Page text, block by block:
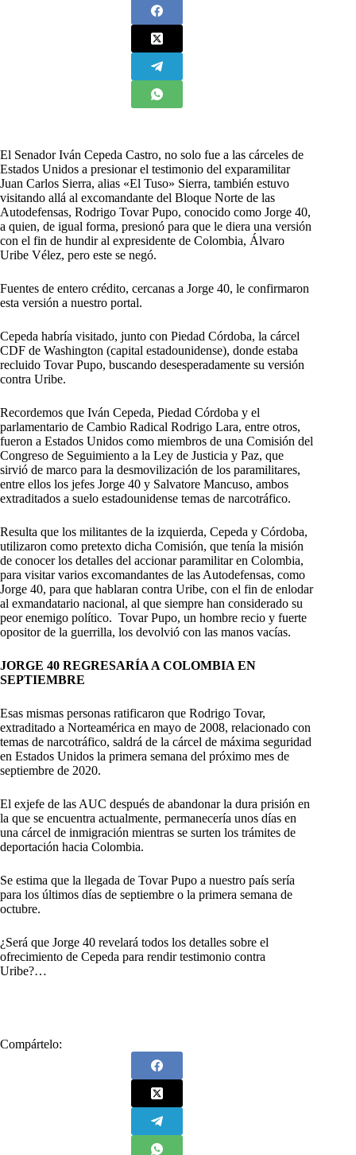
El Senador Iván Cepeda Castro, no solo fue a las cárceles de
Estados Unidos a presionar el testimonio del exparamilitar
Juan Carlos Sierra, alias «El Tuso» Sierra, también estuvo
visitando allá al excomandante del Bloque Norte de las
Autodefensas, Rodrigo Tovar Pupo, conocido como Jorge 40,
a quien, de igual forma, presionó para que le diera una versión
con el fin de hundir al expresidente de Colombia, Álvaro
Uribe Vélez, pero este se negó.
Fuentes de entero crédito, cercanas a Jorge 40, le confirmaron
esta versión a nuestro portal.
Cepeda habría visitado, junto con Piedad Córdoba, la cárcel
CDF de Washington (capital estadounidense), donde estaba
recluido Tovar Pupo, buscando desesperadamente su versión
contra Uribe.
Recordemos que Iván Cepeda, Piedad Córdoba y el
parlamentario de Cambio Radical Rodrigo Lara, entre otros,
fueron a Estados Unidos como miembros de una Comisión del
Congreso de Seguimiento a la Ley de Justicia y Paz, que
sirvió de marco para la desmovilización de los paramilitares,
entre ellos los jefes Jorge 40 y Salvatore Mancuso, ambos
extraditados a suelo estadounidense temas de narcotráfico.
Resulta que los militantes de la izquierda, Cepeda y Córdoba,
utilizaron como pretexto dicha Comisión, que tenía la misión
de conocer los detalles del accionar paramilitar en Colombia,
para visitar varios excomandantes de las Autodefensas, como
Jorge 40, para que hablaran contra Uribe, con el fin de enlodar
al exmandatario nacional, al que siempre han considerado su
peor enemigo político. Tovar Pupo, un hombre recio y fuerte
opositor de la guerrilla, los devolvió con las manos vacías.
JORGE 40 REGRESARÍA A COLOMBIA EN
SEPTIEMBRE
Esas mismas personas ratificaron que Rodrigo Tovar,
extraditado a Norteamérica en mayo de 2008, relacionado con
temas de narcotráfico, saldrá de la cárcel de máxima seguridad
en Estados Unidos la primera semana del próximo mes de
septiembre de 2020.
El exjefe de las AUC después de abandonar la dura prisión en
la que se encuentra actualmente, permanecería unos días en
una cárcel de inmigración mientras se surten los trámites de
deportación hacia Colombia.
Se estima que la llegada de Tovar Pupo a nuestro país sería
para los últimos días de septiembre o la primera semana de
octubre.
¿Será que Jorge 40 revelará todos los detalles sobre el
ofrecimiento de Cepeda para rendir testimonio contra
Uribe?…
Compártelo: